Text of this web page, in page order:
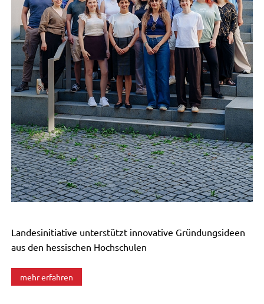
Landesinitiative unterstützt innovative Gründungsideen
aus den hessischen Hochschulen
mehr erfahren